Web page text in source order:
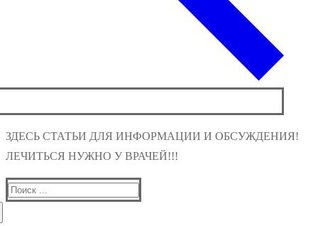
ЗДЕСЬ СТАТЬИ ДЛЯ ИНФОРМАЦИИ И ОБСУЖДЕНИЯ!
ЛЕЧИТЬСЯ НУЖНО У ВРАЧЕЙ!!!
Найти: